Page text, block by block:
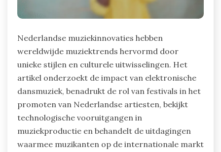
Nederlandse muziekinnovaties hebben
wereldwijde muziektrends hervormd door
unieke stijlen en culturele uitwisselingen. Het
artikel onderzoekt de impact van elektronische
dansmuziek, benadrukt de rol van festivals in het
promoten van Nederlandse artiesten, bekijkt
technologische vooruitgangen in
muziekproductie en behandelt de uitdagingen
waarmee muzikanten op de internationale markt